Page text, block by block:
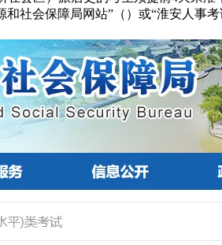
社会保障局网站”（）或“淮安人事